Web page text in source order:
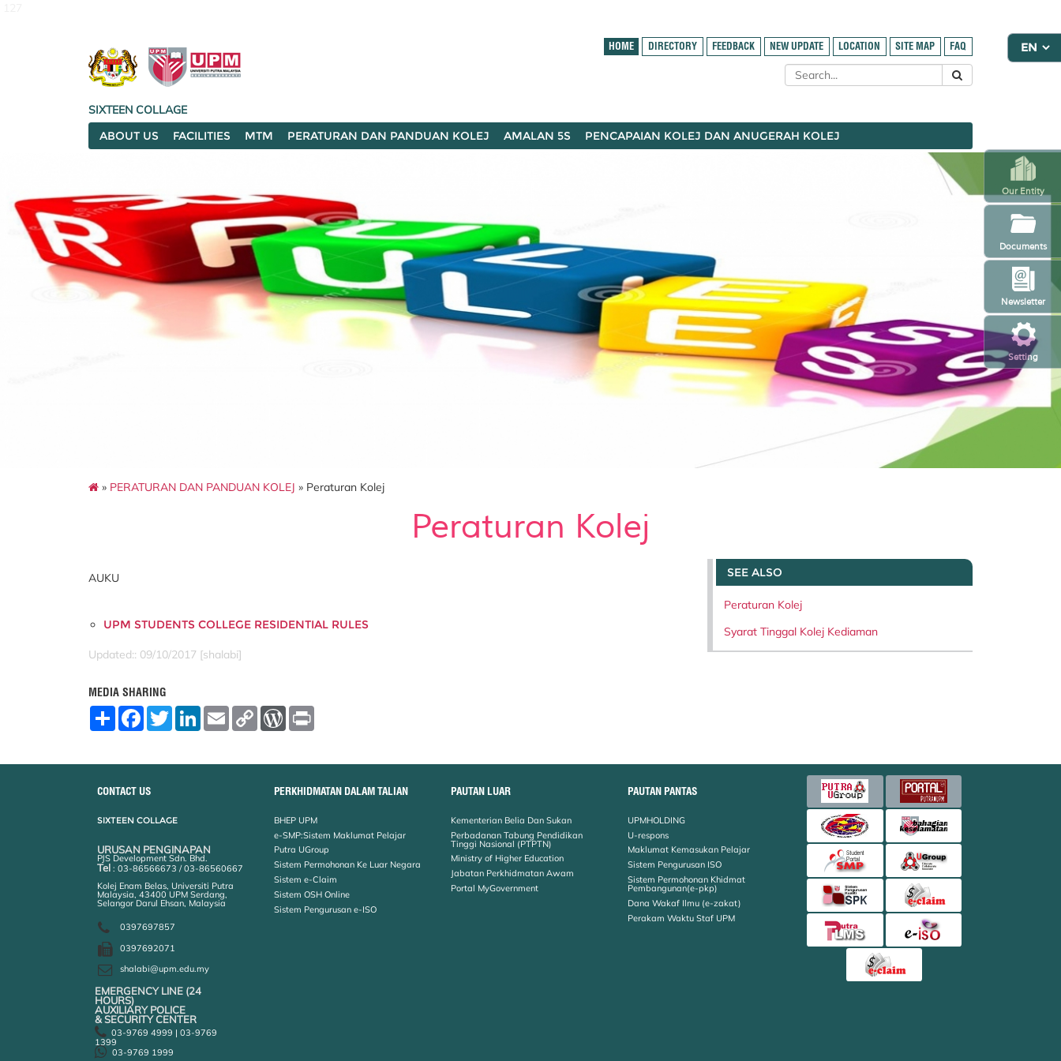
Setting
Newsletter
Our Entity
Documents
HOME DIRECTORY FEEDBACK NEW UPDATE LOCATION SITE MAP FAQ
SIXTEEN COLLAGE
ABOUT US
FACILITIES MTM PERATURAN DAN PANDUAN KOLEJ AMALAN 5S PENCAPAIAN KOLEJ DAN ANUGERAH KOLEJ
» PERATURAN DAN PANDUAN KOLEJ » Peraturan Kolej
Peraturan Kolej
AUKU
UPM STUDENTS COLLEGE RESIDENTIAL RULES
Updated:: 09/10/2017 [shalabi]
MEDIA SHARING
S
e
F
b
o
T
w
t
L
e
E
m
l
C
L
W
P
e
t
SEE ALSO
Peraturan Kolej
Syarat Tinggal Kolej Kediaman
CONTACT US
SIXTEEN COLLAGE
URUSAN PENGINAPAN
PJS Development Sdn. Bhd.
Tel: 03-86566673 / 03-86560667
Kolej Enam Belas, Universiti Putra
Malaysia, 43400 UPM Serdang,
Selangor Darul Ehsan, Malaysia
0397697857
0397692071
shalabi@upm.edu.my
EMERGENCY LINE (24 HOURS)
AUXILIARY POLICE
& SECURITY CENTER
03-9769 4999 | 03-9769
1399
03-9769 1999
PERKHIDMATAN DALAM TALIAN
BHEP UPM
e-SMP:Sistem Maklumat Pelajar
Putra UGroup
Sistem Permohonan Ke Luar Negara
Sistem e-Claim
Sistem OSH Online
Sistem Pengurusan e-ISO
PAUTAN LUAR
Kementerian Belia Dan Sukan
Perbadanan Tabung Pendidikan
Tinggi Nasional (PTPTN)
Ministry of Higher Education
Jabatan Perkhidmatan Awam
Portal MyGovernment
PAUTAN PANTAS
UPMHOLDING
U-respons
Maklumat Kemasukan Pelajar
Sistem Pengurusan ISO
Sistem Permohonan Khidmat
Pembangunan(e-pkp)
Dana Wakaf Ilmu (e-zakat)
Perakam Waktu Staf UPM